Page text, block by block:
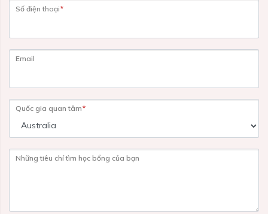
Số điện thoại*
Email
Quốc gia quan tâm*
Những tiêu chí tìm học bổng của bạn